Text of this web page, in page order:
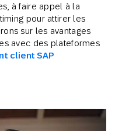
à faire appel à la
pour attirer les
sur les avantages
avec des plateformes
client SAP